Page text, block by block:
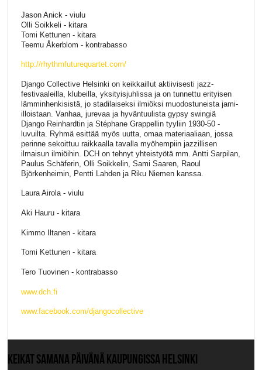
Jason Anick - viulu
Olli Soikkeli - kitara
Tomi Kettunen - kitara
Teemu Åkerblom - kontrabasso
http://rhythmfuturequartet.com/
Django Collective Helsinki on keikkaillut aktiivisesti jazz-
festivaaleilla, klubeilla, yksityisjuhlissa ja on tunnettu erityisen
lämminhenkisistä, jo stadilaiseksi ilmiöksi muodostuneista jami-
illoistaan. Vanhaa, jurevaa ja hyväntuulista gypsy swingiä
Django Reinhardtin ja Stéphane Grappellin tyyliin 1930-50 -
luvuilta. Ryhmä esittää myös uutta, omaa materiaaliaan, jossa
perinne sekoittuu raikkaalla tavalla myöhempiin jazzillisen
ilmaisun ilmiöihin. DCH on tehnyt yhteistyötä mm. Antti Sarpilan,
Paulus Schäferin, Olli Soikkelin, Sami Saaren, Raoul
Björkenheimin, Pentti Lahden ja Riku Niemen kanssa.
Laura Airola - viulu
Aki Hauru - kitara
Kimmo Iltanen - kitara
Tomi Kettunen - kitara
Tero Tuovinen - kontrabasso
www.dch.fi
www.facebook.com/djangocollective
KEIKAT SAMANA PÄIVÄNÄ KAUPUNGISSA HELSINKI